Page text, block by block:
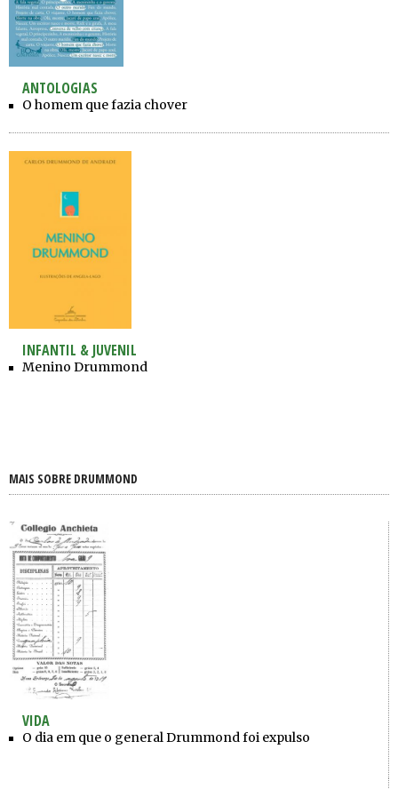
ANTOLOGIAS
O homem que fazia chover
INFANTIL & JUVENIL
Menino Drummond
MAIS SOBRE DRUMMOND
VIDA
O dia em que o general Drummond foi expulso